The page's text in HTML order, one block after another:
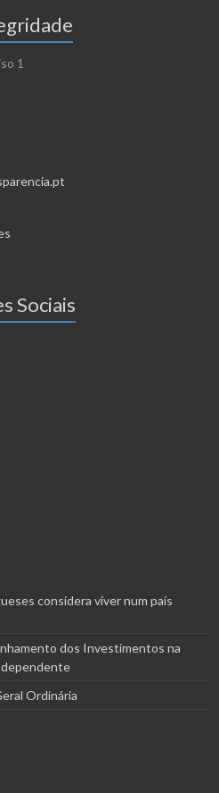
1
Sociais
considera viver num país
dos Investimentos na
Ordinária